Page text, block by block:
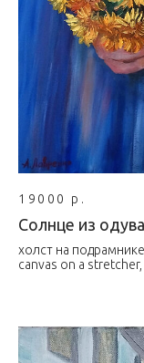
19000 р.
Солнце из
холст на
canvas on a